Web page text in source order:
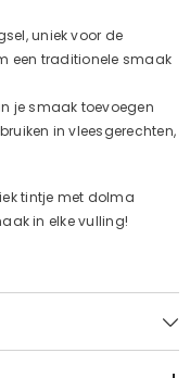
uniek voor de
een traditionele smaak
je smaak toevoegen
in vleesgerechten,
tintje met dolma
in elke vulling!